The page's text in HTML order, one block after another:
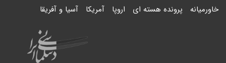
خاورمیانه پرونده هسته ای اروپا آمریکا آسیا و آفریقا